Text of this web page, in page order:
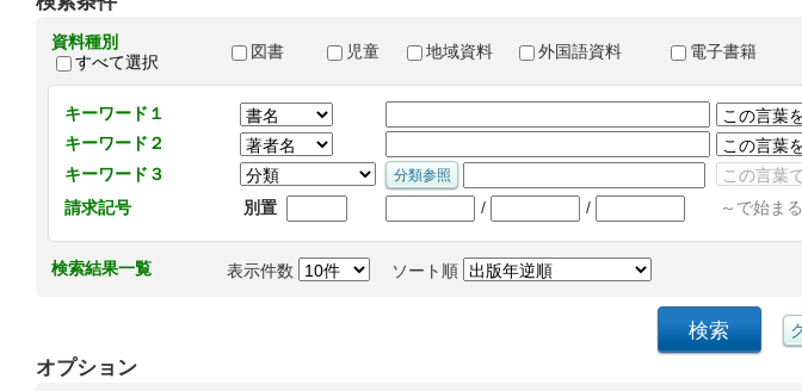
資料種別
すべて選択
図書 児童 地域資料 外国語資料 電子書籍
キーワード１
キーワード２
キーワード３
請求記号
別置 / / ～で始まる
検索結果一覧 表示件数 ソート順
オプション